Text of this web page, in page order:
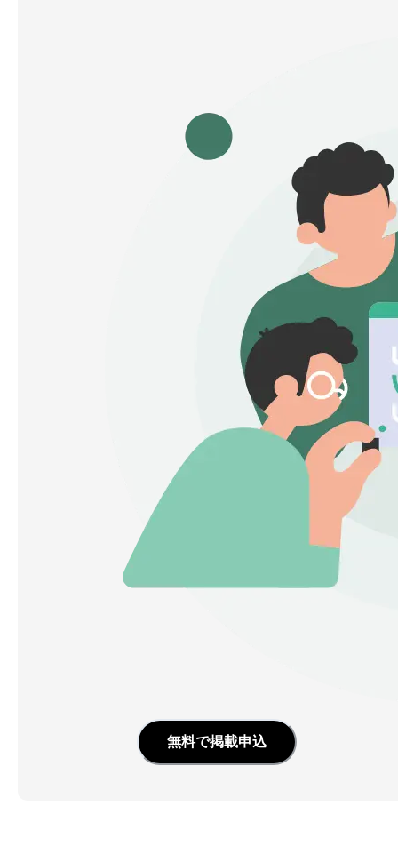
無料で掲載申込